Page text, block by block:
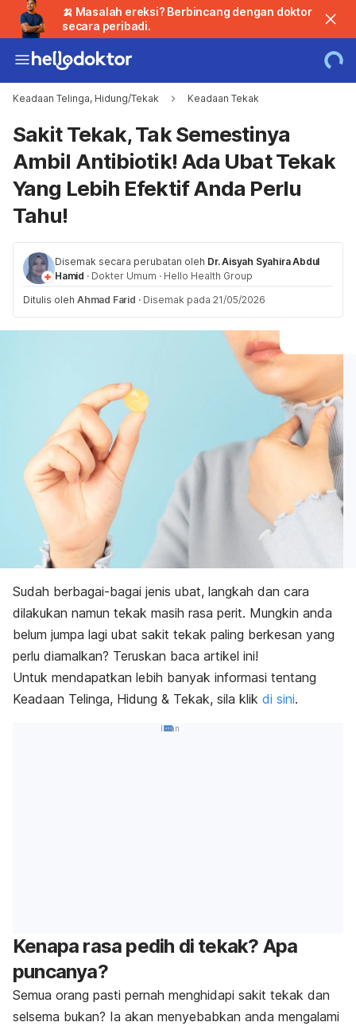
🍌 Masalah ereksi? Berbincang dengan doktor
secara peribadi.
Keadaan Telinga, Hidung/Tekak Keadaan Tekak
Sakit Tekak, Tak Semestinya
Ambil Antibiotik! Ada Ubat Tekak
Yang Lebih Efektif Anda Perlu
Tahu!
Disemak secara perubatan oleh Dr. Aisyah Syahira Abdul
Hamid · Dokter Umum · Hello Health Group
Ditulis oleh Ahmad Farid · Disemak pada 21/05/2026
Sudah berbagai-bagai jenis ubat, langkah dan cara
dilakukan namun tekak masih rasa perit. Mungkin anda
belum jumpa lagi ubat sakit tekak paling berkesan yang
perlu diamalkan? Teruskan baca artikel ini!
Untuk mendapatkan lebih banyak informasi tentang
Keadaan Telinga, Hidung & Tekak, sila klik di sini.
Iklan
Kenapa rasa pedih di tekak? Apa
puncanya?
Semua orang pasti pernah menghidapi sakit tekak dan
selsema bukan? Ia akan menyebabkan anda mengalami